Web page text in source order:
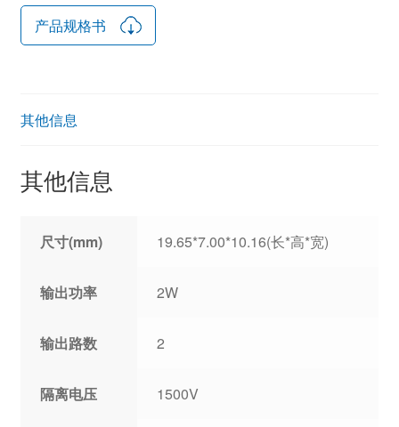
产品规格书
其他信息
其他信息
尺寸(mm) 19.65*7.00*10.16(长*高*宽)
输出功率 2W
输出路数 2
隔离电压 1500V